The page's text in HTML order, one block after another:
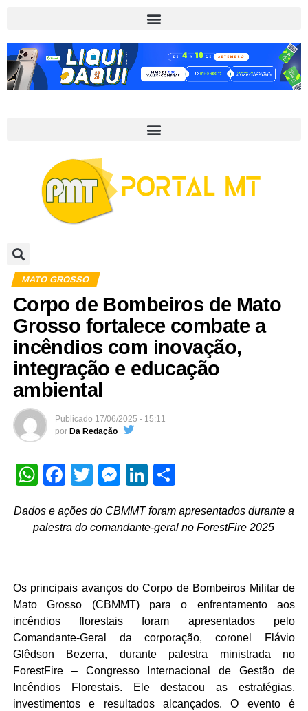
MATO GROSSO
Corpo de Bombeiros de Mato
Grosso fortalece combate a
incêndios com inovação,
integração e educação
ambiental
Publicado 17/06/2025 - 15:11
por Da Redação
WhatsApp
Facebook
TwitterMessenger
LinkedIn
Dados e ações do CBMMT foram apresentados durante a
palestra do comandante-geral no ForestFire 2025
Os principais avanços do Corpo de Bombeiros Militar de
Mato Grosso (CBMMT) para o enfrentamento aos
incêndios florestais foram apresentados pelo
Comandante-Geral da corporação, coronel Flávio
Glêdson Bezerra, durante palestra ministrada no
ForestFire – Congresso Internacional de Gestão de
Incêndios Florestais. Ele destacou as estratégias,
investimentos e resultados alcançados. O evento é